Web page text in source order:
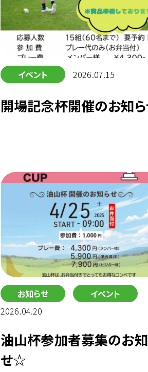
イベント 2026.07.15
開場記念杯開催のお知
お知らせ
イベント
2026.04.20
油山杯参加者募集のお
せ☆